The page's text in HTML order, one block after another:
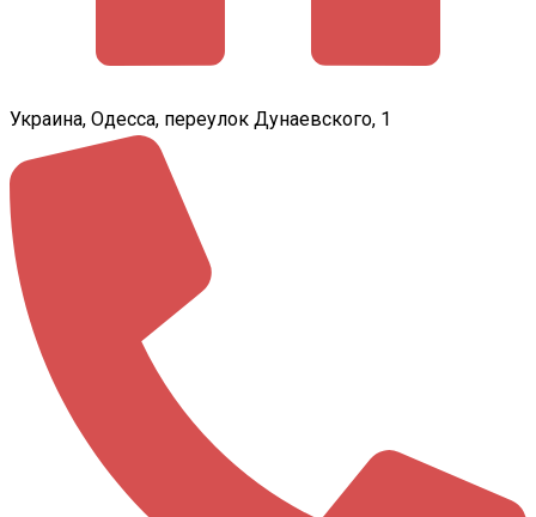
Украина, Одесса, переулок Дунаевского, 1